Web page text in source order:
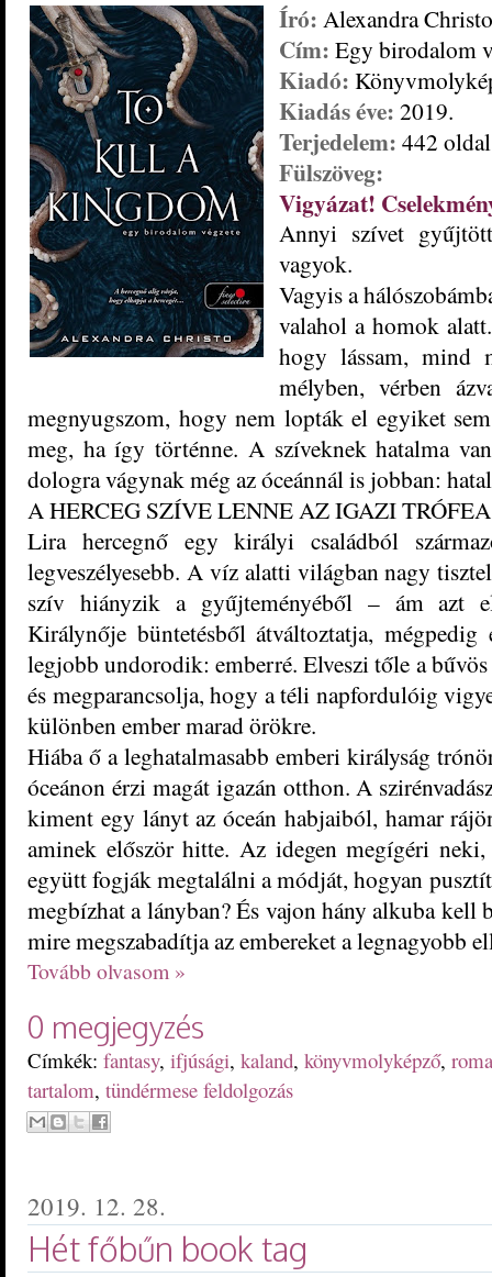
Író: Alexandra Christo
Cím: Egy birodalom
Kiadó:
Kiadás éve: 2019.
Terjedelem: 442 oldal
Fülszöveg:
Vigyázat!
Annyi ​szívet
vagyok.
Vagyis a
valahol a homok
hogy lássam, mind
mélyben, vérben
megnyugszom, hogy nem lopták el egyiket
meg, ha így történne. A szíveknek hatalma
dologra vágynak még az óceánnál is jobban:
A HERCEG SZÍVE LENNE AZ IGAZI
Lira hercegnő egy királyi családból
legveszélyesebb. A víz alatti világban nagy
szív hiányzik a gyűjteményéből – ám azt
Királynője büntetésből átváltoztatja,
legjobb undorodik: emberré. Elveszi tőle a bűvös
és megparancsolja, hogy a téli napfordulóig
különben ember marad örökre.
Hiába ő a leghatalmasabb emberi királyság
óceánon érzi magát igazán otthon. A
kiment egy lányt az óceán habjaiból, hamar
aminek először hitte. Az idegen megígéri neki,
együtt fogják megtalálni a módját, hogyan
megbízhat a lányban? És vajon hány alkuba kell
mire megszabadítja az embereket a legnagyobb
Tovább olvasom »
0 megjegyzés
Címkék: fantasy, ifjúsági, kaland, könyvmolyképző,
tartalom, tündérmese feldolgozás
2019. 12. 28.
Hét főbűn book tag